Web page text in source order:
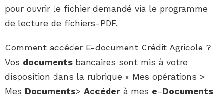
pour ouvrir le fichier demandé via le programme
de lecture de fichiers-PDF.
Comment accéder E-document Crédit Agricole ?
Vos documents bancaires sont mis à votre
disposition dans la rubrique « Mes opérations >
Mes Documents> Accéder à mes e–Documents